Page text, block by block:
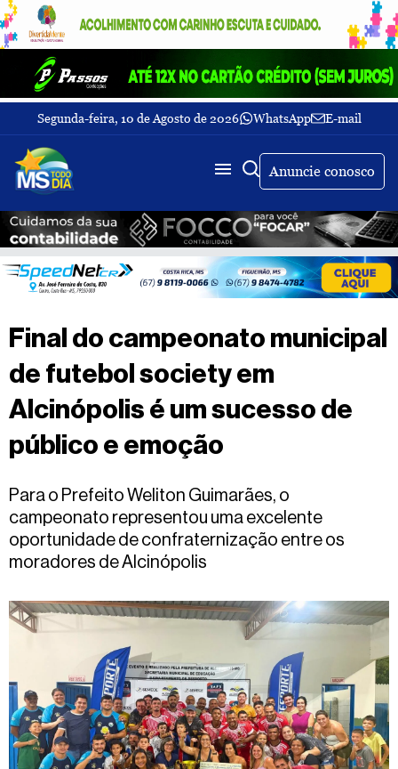
Segunda-feira, 10 de Agosto de 2026 WhatsApp E-mail
Fechar Menu
Últimas
notícias
Galeria
de
fotos
Sobre
Nós
TV
MS
dia
Fale
Anuncie conosco
Buscar
Final do campeonato municipal
de futebol society em
Alcinópolis é um sucesso de
público e emoção
Para o Prefeito Weliton Guimarães, o
campeonato representou uma excelente
oportunidade de confraternização entre os
moradores de Alcinópolis